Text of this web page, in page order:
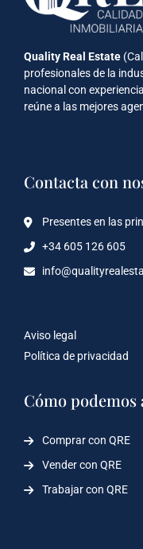
Quality Real Estate
profesionales de la
nacional con
reúne a las mejores
Contacta con
Presentes en las
+34 605 126 605
Aviso legal
Política de privacidad
Cómo podemos
Comprar con QRE
Vender con QRE
Trabajar con QRE